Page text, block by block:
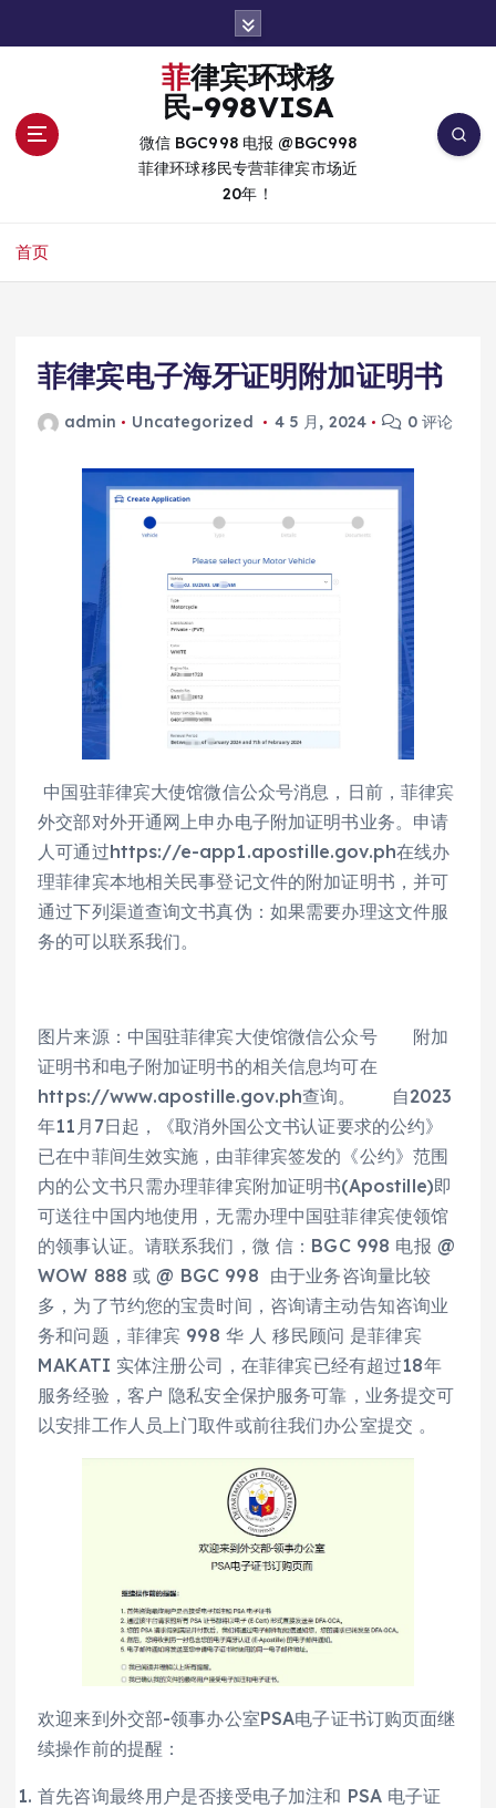
菲律宾环球移
民-998VISA
微信 BGC998 电报 @BGC998
菲律环球移民专营菲律宾市场近
20年！
首页
菲律宾电子海牙证明附加证明书
admin Uncategorized 4 5 月, 2024 0 评论
中国驻菲律宾大使馆微信公众号消息，日前，菲律宾
外交部对外开通网上申办电子附加证明书业务。申请
人可通过https://e-app1.apostille.gov.ph在线办
理菲律宾本地相关民事登记文件的附加证明书，并可
通过下列渠道查询文书真伪：如果需要办理这文件服
务的可以联系我们。
图片来源：中国驻菲律宾大使馆微信公众号 附加
证明书和电子附加证明书的相关信息均可在
https://www.apostille.gov.ph查询。 自2023
年11月7日起，《取消外国公文书认证要求的公约》
已在中菲间生效实施，由菲律宾签发的《公约》范围
内的公文书只需办理菲律宾附加证明书(Apostille)即
可送往中国内地使用，无需办理中国驻菲律宾使领馆
的领事认证。请联系我们，微 信：BGC 998 电报 @
WOW 888 或 @ BGC 998 由于业务咨询量比较
多，为了节约您的宝贵时间，咨询请主动告知咨询业
务和问题，菲律宾 998 华 人 移民顾问 是菲律宾
MAKATI 实体注册公司，在菲律宾已经有超过18年
服务经验，客户 隐私安全保护服务可靠，业务提交可
以安排工作人员上门取件或前往我们办公室提交 。
欢迎来到外交部-领事办公室PSA电子证书订购页面继
续操作前的提醒：
首先咨询最终用户是否接受电子加注和 PSA 电子证